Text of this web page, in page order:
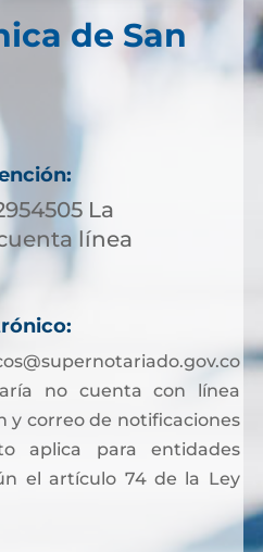
de San
La
línea
no cuenta con línea
y correo de notificaciones
aplica para entidades
el artículo 74 de la Ley